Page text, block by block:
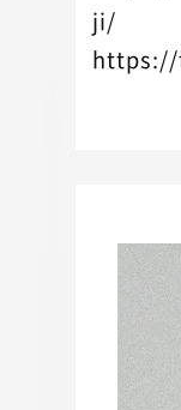
ji/
https://